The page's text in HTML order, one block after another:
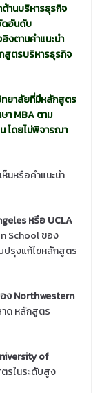
านบริหารธุรกิจ
ดอันดับ
งตามคำแนะนำ
สูตรบริหารธุรกิจ
ทยาลัยที่มีหลักสูตร
า MBA ตาม
โดยไม่พิจารณา
นหรือคำแนะนำ
หรือUCLA
School ของ
ปรุงแก้ไขหลักสูตร
ง Northwestern
ด หลักสูตร
of
รในระดับสูง